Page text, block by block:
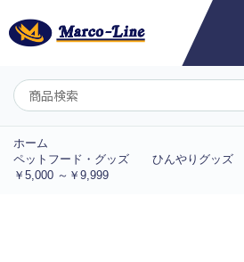
ホーム
ペットフード・グッズ
ひんやりグッズ
￥5,000 ～￥9,999
ようこそ__MEMBER_LASTNAME__様